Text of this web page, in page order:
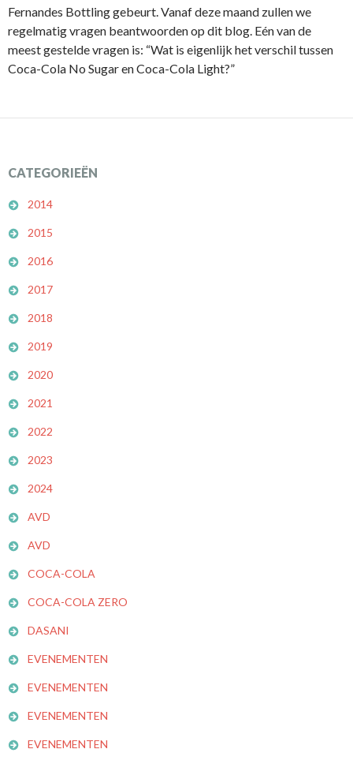
Fernandes Bottling gebeurt. Vanaf deze maand zullen we
regelmatig vragen beantwoorden op dit blog. Eén van de
meest gestelde vragen is: “Wat is eigenlijk het verschil tussen
Coca-Cola No Sugar en Coca-Cola Light?”
CATEGORIEËN
2014
2015
2016
2017
2018
2019
2020
2021
2022
2023
2024
AVD
AVD
COCA-COLA
COCA-COLA ZERO
DASANI
EVENEMENTEN
EVENEMENTEN
EVENEMENTEN
EVENEMENTEN